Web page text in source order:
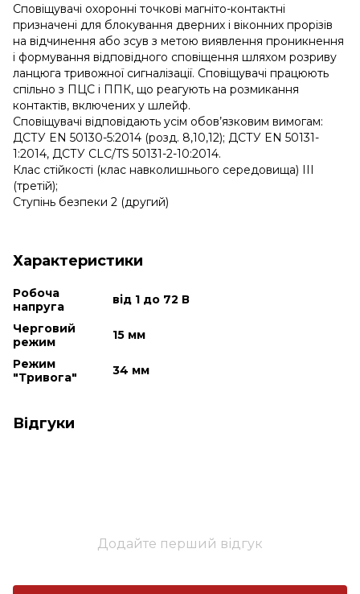
Сповіщувачі охоронні точкові магніто-контактні
призначені для блокування дверних і віконних прорізів
на відчинення або зсув з метою виявлення проникнення
і формування відповідного сповіщення шляхом розриву
ланцюга тривожної сигналізації. Сповіщувачі працюють
спільно з ПЦС і ППК, що реагують на розмикання
контактів, включених у шлейф.
Сповіщувачі відповідають усім обов’язковим вимогам:
ДСТУ EN 50130-5:2014 (розд. 8,10,12); ДСТУ EN 50131-
1:2014, ДСТУ CLC/TS 50131-2-10:2014.
Клас стійкості (клас навколишнього середовища) III
(третій);
Ступінь безпеки 2 (другий)
Характеристики
Робоча
напруга
від 1 до 72 В
Черговий
режим
15 мм
Режим
"Тривога"
34 мм
Відгуки
Додайте перший відгук